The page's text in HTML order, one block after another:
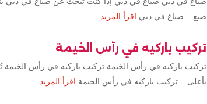
صبغ... صباغ في دبي اقرأ المزيد
تركيب باركيه في رأس الخيمة
تركيب باركيه في رأس الخيمة تركيب باركيه في رأس
بأعلى... تركيب باركيه في رأس الخيمة اقرأ المزيد